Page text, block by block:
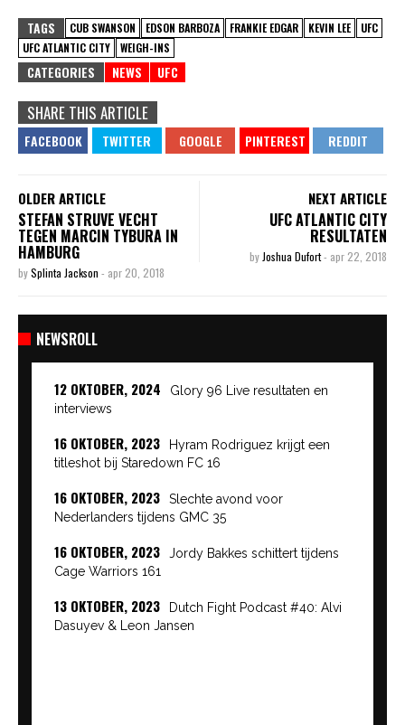
TAGS CUB SWANSON EDSON BARBOZA FRANKIE EDGAR KEVIN LEE
UFC
UFC ATLANTIC CITY
WEIGH-INS
CATEGORIES NEWS UFC
SHARE THIS ARTICLE
OLDER ARTICLE
STEFAN STRUVE VECHT
TEGEN MARCIN TYBURA IN
HAMBURG
bySplinta Jackson - apr 20, 2018
NEXT ARTICLE
UFC ATLANTIC CITY
RESULTATEN
by Joshua Dufort- apr 22, 2018
NEWSROLL
12 OKTOBER, 2024
Glory 96 Live resultaten en
interviews
16 OKTOBER, 2023
Hyram Rodriguez krijgt een
titleshot bij Staredown FC 16
16 OKTOBER, 2023
Slechte avond voor
Nederlanders tijdens GMC 35
16 OKTOBER, 2023
Jordy Bakkes schittert tijdens
Cage Warriors 161
13 OKTOBER, 2023
Dutch Fight Podcast #40: Alvi
Dasuyev & Leon Jansen